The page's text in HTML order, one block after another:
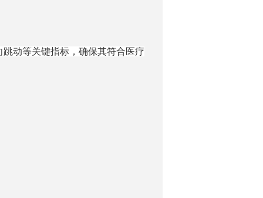
动等关键指标，确保其符合医疗